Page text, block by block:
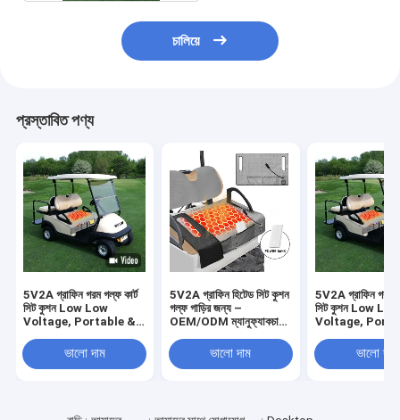
চালিয়ে
প্রস্তাবিত পণ্য
5V2A গ্রাফিন গরম গল্ফ কার্ট
সিট কুশন Low Low
Voltage, Portable &
ভালো দাম
5V2A গ্রাফিন হিটেড সিট কুশন
গল্ফ গাড়ির জন্য –
OEM/ODM ম্যানুফ্যাকচারিং
ভালো দাম
5V2A গ্রাফিন গরম
সিট কুশন Low Low
Voltage,
ভালো দাম